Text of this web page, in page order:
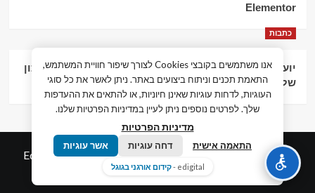
Elementor
כתבות
יועץ עסקי וליווי פיננסי – הדרך לצמיחה כלכלית וניהול נכון
של העסק
© כל הזכויות שמורות חדשות המאה ה-21 |
Edigital.co.ilby
אלימלך דיגיטל.
אנו משתמשים בקובצי Cookies לצורך שיפור חוויית המשתמש,
התאמת תכנים וניתוח ביצועים באתר. ניתן לאשר את כל סוגי
העוגיות, לדחות עוגיות שאינן חיוניות, או להתאים את ההעדפות
שלך. לפרטים נוספים ניתן לעיין במדיניות הפרטיות שלנו.
מדיניות הפרטיות
התאמה אישית דחה עוגיות אשר עוגיות
edigital - קידום אורגני בגוגל